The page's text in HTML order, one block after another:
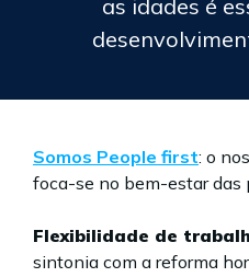
as idades é
Somos People first: o
foca-se no bem-estar das
Flexibilidade de
sintonia com a reforma